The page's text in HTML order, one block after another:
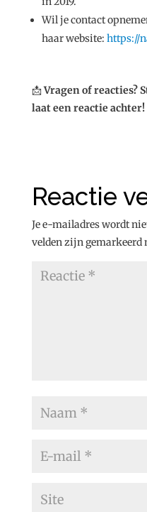
Wil je contact
haar website: https://
📩Vragen of reacties?
laat een reactie achter!
Reactie
Je e-mailadres wordt
velden zijn gemarkeerd